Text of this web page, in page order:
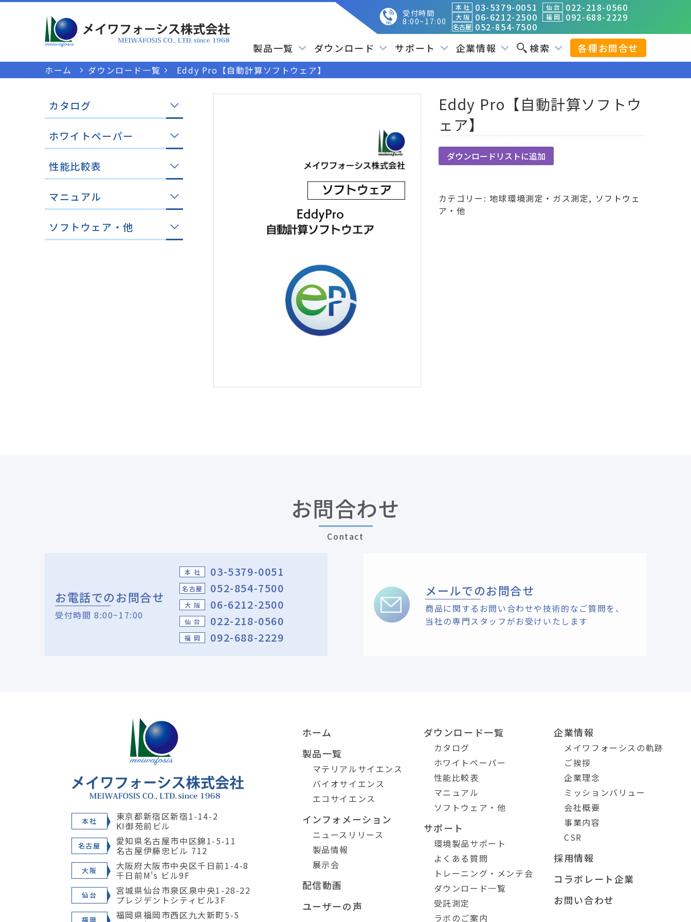
受付時間
8:00~17:00
本 社 03-5379-0051 仙 台 022-218-0560
大 阪 06-6212-2500 福 岡 092-688-2229
名古屋 052-854-7500
製品一覧 ダウンロード サポート 企業情報 検索 各種お問合せ
ホーム ダウンロード一覧 Eddy Pro【自動計算ソフトウェア】
カタログ
ホワイトペーパー
性能比較表
マニュアル
ソフトウェア・他
Eddy Pro【自動計算ソフトウ
ェア】
ダウンロードリストに追加
カテゴリー: 地球環境測定・ガス測定, ソフトウェ
ア・他
お問合わせ
Contact
お電話でのお問合せ
受付時間 8:00~17:00
本 社 03-5379-0051
名古屋 052-854-7500
大 阪 06-6212-2500
仙 台 022-218-0560
福 岡 092-688-2229
メールでのお問合せ
商品に関するお問い合わせや技術的なご質問を、
当社の専門スタッフがお受けいたします
本社 東京都新宿区新宿1-14-2
KI御苑前ビル
名古屋 愛知県名古屋市中区錦1-5-11
名古屋伊藤忠ビル 712
大阪 大阪府大阪市中央区千日前1-4-8
千日前M's ビル9F
仙台 宮城県仙台市泉区泉中央1-28-22
プレジデントシティビル3F
福岡 福岡県福岡市西区九大新町5-5
ホーム
製品一覧
マテリアルサイエンス
バイオサイエンス
エコサイエンス
インフォメーション
ニュースリリース
製品情報
展示会
配信動画
ユーザーの声
ダウンロード一覧
カタログ
ホワイトペーパー
性能比較表
マニュアル
ソフトウェア・他
サポート
環境製品サポート
よくある質問
トレーニング・メンテ会
ダウンロード一覧
受託測定
ラボのご案内
企業情報
メイワフォーシスの軌跡
ご挨拶
企業理念
ミッションバリュー
会社概要
事業内容
CSR
採用情報
コラボレート企業
お問い合わせ